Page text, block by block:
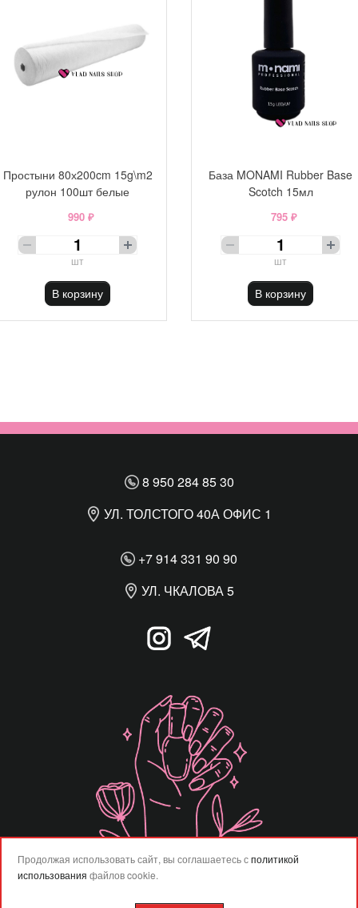
Простыни 80х200cm 15g\m2
рулон 100шт белые
990 ₽
шт
В корзину
База MONAMI Rubber Base
Scotch 15мл
795 ₽
шт
В корзину
8 950 284 85 30
УЛ. ТОЛСТОГО 40А ОФИС 1
+7 914 331 90 90
УЛ. ЧКАЛОВА 5
Продолжая использовать сайт, вы соглашаетесь сполитикой
использования файлов cookie.